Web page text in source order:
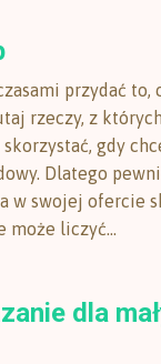
przydać to,
rzeczy, z
gdy
Dlatego
w swojej ofercie
może liczyć...
dla